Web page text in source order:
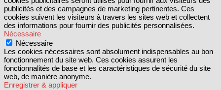
publicités et des campagnes de marketing pertinentes. Ces
cookies suivent les visiteurs à travers les sites web et collectent
des informations pour fournir des publicités personnalisées.
Nécessaire
Nécessaire
Les cookies nécessaires sont absolument indispensables au bon
fonctionnement du site web. Ces cookies assurent les
fonctionnalités de base et les caractéristiques de sécurité du site
web, de manière anonyme.
Enregistrer & appliquer